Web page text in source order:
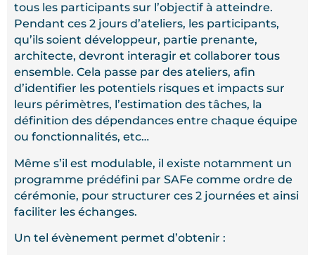
tous les participants sur l’objectif à atteindre.
Pendant ces 2 jours d’ateliers, les participants,
qu’ils soient développeur, partie prenante,
architecte, devront interagir et collaborer tous
ensemble. Cela passe par des ateliers, afin
d’identifier les potentiels risques et impacts sur
leurs périmètres, l’estimation des tâches, la
définition des dépendances entre chaque équipe
ou fonctionnalités, etc…
Même s’il est modulable, il existe notamment un
programme prédéfini par SAFe comme ordre de
cérémonie, pour structurer ces 2 journées et ainsi
faciliter les échanges.
Un tel évènement permet d’obtenir :